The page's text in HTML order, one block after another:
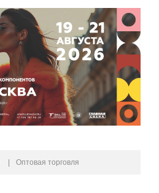
Оптовая торговля